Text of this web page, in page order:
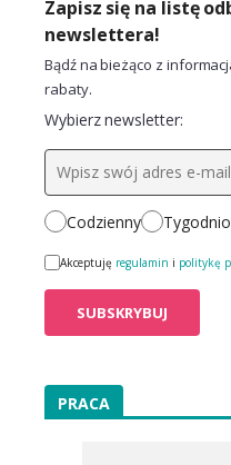
Zapisz się na listę
newslettera!
Bądź na bieżąco z
rabaty.
Wybierz newsletter:
Codzienny
Akceptuję regulamin i politykę
PRACA